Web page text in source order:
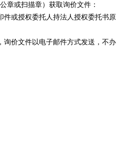
章或扫描章）获取询价文件：
件或授权委托人持法人授权委托书原
询价文件以电子邮件方式发送，不办